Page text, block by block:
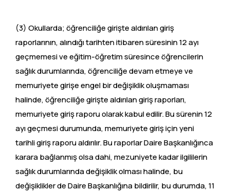
(3) Okullarda; öğrenciliğe girişte aldırılan giriş
raporlarının, alındığı tarihten itibaren süresinin 12 ayı
geçmemesi ve eğitim-öğretim süresince öğrencilerin
sağlık durumlarında, öğrenciliğe devam etmeye ve
memuriyete girişe engel bir değişiklik oluşmaması
halinde, öğrenciliğe girişte aldırılan giriş raporları,
memuriyete giriş raporu olarak kabul edilir. Bu sürenin 12
ayı geçmesi durumunda, memuriyete giriş için yeni
tarihli giriş raporu aldırılır. Bu raporlar Daire Başkanlığınca
karara bağlanmış olsa dahi, mezuniyete kadar ilgililerin
sağlık durumlarında değişiklik olması halinde, bu
değişiklikler de Daire Başkanlığına bildirilir, bu durumda, 11